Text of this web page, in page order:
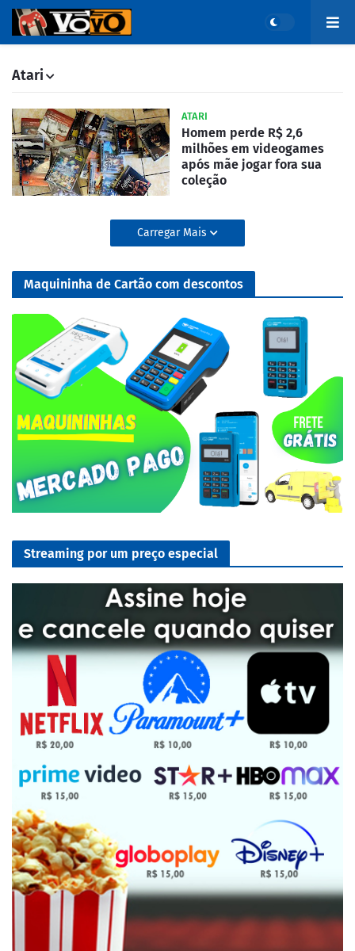
Atari
ATARI
Homem perde R$ 2,6
milhões em videogames
após mãe jogar fora sua
coleção
Carregar Mais
Maquininha de Cartão com descontos
Streaming por um preço especial